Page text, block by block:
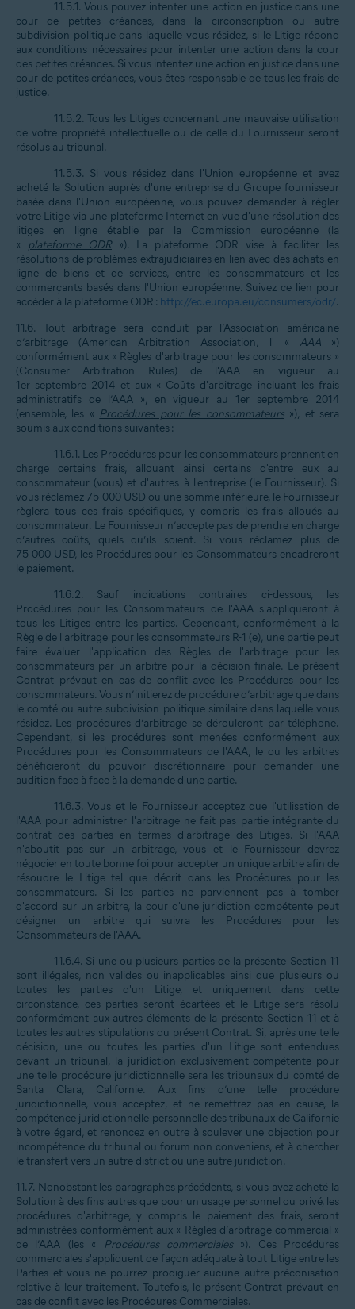
11.5.1. Vous pouvez intenter une action en justice dans une
cour de petites créances, dans la circonscription ou autre
subdivision politique dans laquelle vous résidez, si le Litige répond
aux conditions nécessaires pour intenter une action dans la cour
des petites créances. Si vous intentez une action en justice dans une
cour de petites créances, vous êtes responsable de tous les frais de
justice.
11.5.2. Tous les Litiges concernant une mauvaise utilisation
de votre propriété intellectuelle ou de celle du Fournisseur seront
résolus au tribunal.
11.5.3. Si vous résidez dans l'Union européenne et avez
acheté la Solution auprès d'une entreprise du Groupe fournisseur
basée dans l'Union européenne, vous pouvez demander à régler
votre Litige via une plateforme Internet en vue d'une résolution des
litiges en ligne établie par la Commission européenne (la
« plateforme ODR»). La plateforme ODR vise à faciliter les
résolutions de problèmes extrajudiciaires en lien avec des achats en
ligne de biens et de services, entre les consommateurs et les
commerçants basés dans l'Union européenne. Suivez ce lien pour
accéder à la plateforme ODR : http://ec.europa.eu/consumers/odr/.
11.6. Tout arbitrage sera conduit par l’Association américaine
d’arbitrage (American Arbitration Association, l' « AAA»)
conformément aux « Règles d'arbitrage pour les consommateurs »
(Consumer Arbitration Rules) de l'AAA en vigueur au
1er septembre 2014 et aux « Coûts d'arbitrage incluant les frais
administratifs de l’AAA », en vigueur au 1er septembre 2014
(ensemble, les « Procédures pour les consommateurs»), et sera
soumis aux conditions suivantes :
11.6.1. Les Procédures pour les consommateurs prennent en
charge certains frais, allouant ainsi certains d'entre eux au
consommateur (vous) et d'autres à l'entreprise (le Fournisseur). Si
vous réclamez 75 000 USD ou une somme inférieure, le Fournisseur
règlera tous ces frais spécifiques, y compris les frais alloués au
consommateur. Le Fournisseur n’accepte pas de prendre en charge
d’autres coûts, quels qu’ils soient. Si vous réclamez plus de
75 000 USD, les Procédures pour les Consommateurs encadreront
le paiement.
11.6.2. Sauf indications contraires ci-dessous, les
Procédures pour les Consommateurs de l'AAA s'appliqueront à
tous les Litiges entre les parties. Cependant, conformément à la
Règle de l'arbitrage pour les consommateurs R-1 (e), une partie peut
faire évaluer l'application des Règles de l'arbitrage pour les
consommateurs par un arbitre pour la décision finale. Le présent
Contrat prévaut en cas de conflit avec les Procédures pour les
consommateurs. Vous n’initierez de procédure d’arbitrage que dans
le comté ou autre subdivision politique similaire dans laquelle vous
résidez. Les procédures d’arbitrage se dérouleront par téléphone.
Cependant, si les procédures sont menées conformément aux
Procédures pour les Consommateurs de l'AAA, le ou les arbitres
bénéficieront du pouvoir discrétionnaire pour demander une
audition face à face à la demande d'une partie.
11.6.3. Vous et le Fournisseur acceptez que l'utilisation de
l'AAA pour administrer l'arbitrage ne fait pas partie intégrante du
contrat des parties en termes d'arbitrage des Litiges. Si l'AAA
n'aboutit pas sur un arbitrage, vous et le Fournisseur devrez
négocier en toute bonne foi pour accepter un unique arbitre afin de
résoudre le Litige tel que décrit dans les Procédures pour les
consommateurs. Si les parties ne parviennent pas à tomber
d'accord sur un arbitre, la cour d'une juridiction compétente peut
désigner un arbitre qui suivra les Procédures pour les
Consommateurs de l'AAA.
11.6.4. Si une ou plusieurs parties de la présente Section 11
sont illégales, non valides ou inapplicables ainsi que plusieurs ou
toutes les parties d'un Litige, et uniquement dans cette
circonstance, ces parties seront écartées et le Litige sera résolu
conformément aux autres éléments de la présente Section 11 et à
toutes les autres stipulations du présent Contrat. Si, après une telle
décision, une ou toutes les parties d'un Litige sont entendues
devant un tribunal, la juridiction exclusivement compétente pour
une telle procédure juridictionnelle sera les tribunaux du comté de
Santa Clara, Californie. Aux fins d’une telle procédure
juridictionnelle, vous acceptez, et ne remettrez pas en cause, la
compétence juridictionnelle personnelle des tribunaux de Californie
à votre égard, et renoncez en outre à soulever une objection pour
incompétence du tribunal ou forum non conveniens, et à chercher
le transfert vers un autre district ou une autre juridiction.
11.7. Nonobstant les paragraphes précédents, si vous avez acheté la
Solution à des fins autres que pour un usage personnel ou privé, les
procédures d'arbitrage, y compris le paiement des frais, seront
administrées conformément aux « Règles d’arbitrage commercial »
de l’AAA (les «
Procédures commerciales»). Ces Procédures
commerciales s'appliquent de façon adéquate à tout Litige entre les
Parties et vous ne pourrez prodiguer aucune autre préconisation
relative à leur traitement. Toutefois, le présent Contrat prévaut en
cas de conflit avec les Procédures Commerciales.